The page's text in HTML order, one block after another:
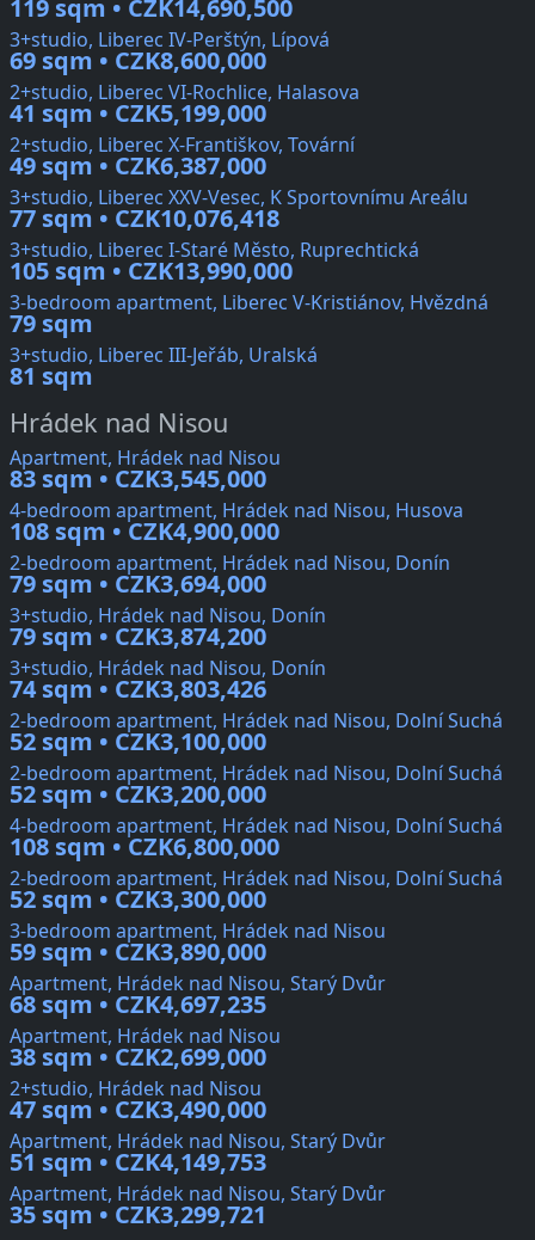
119 sqm • CZK14,690,500
3+studio, Liberec IV-Perštýn, Lípová
69 sqm • CZK8,600,000
2+studio, Liberec VI-Rochlice, Halasova
41 sqm • CZK5,199,000
2+studio, Liberec X-Františkov, Tovární
49 sqm • CZK6,387,000
3+studio, Liberec XXV-Vesec, K Sportovnímu Areálu
77 sqm • CZK10,076,418
3+studio, Liberec I-Staré Město, Ruprechtická
105 sqm • CZK13,990,000
3-bedroom apartment, Liberec V-Kristiánov, Hvězdná
79 sqm
3+studio, Liberec III-Jeřáb, Uralská
81 sqm
Hrádek nad Nisou
Apartment, Hrádek nad Nisou
83 sqm • CZK3,545,000
4-bedroom apartment, Hrádek nad Nisou, Husova
108 sqm • CZK4,900,000
2-bedroom apartment, Hrádek nad Nisou, Donín
79 sqm • CZK3,694,000
3+studio, Hrádek nad Nisou, Donín
79 sqm • CZK3,874,200
3+studio, Hrádek nad Nisou, Donín
74 sqm • CZK3,803,426
2-bedroom apartment, Hrádek nad Nisou, Dolní Suchá
52 sqm • CZK3,100,000
2-bedroom apartment, Hrádek nad Nisou, Dolní Suchá
52 sqm • CZK3,200,000
4-bedroom apartment, Hrádek nad Nisou, Dolní Suchá
108 sqm • CZK6,800,000
2-bedroom apartment, Hrádek nad Nisou, Dolní Suchá
52 sqm • CZK3,300,000
3-bedroom apartment, Hrádek nad Nisou
59 sqm • CZK3,890,000
Apartment, Hrádek nad Nisou, Starý Dvůr
68 sqm • CZK4,697,235
Apartment, Hrádek nad Nisou
38 sqm • CZK2,699,000
2+studio, Hrádek nad Nisou
47 sqm • CZK3,490,000
Apartment, Hrádek nad Nisou, Starý Dvůr
51 sqm • CZK4,149,753
Apartment, Hrádek nad Nisou, Starý Dvůr
35 sqm • CZK3,299,721